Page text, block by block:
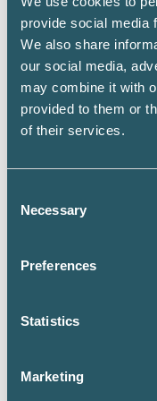
provide social media
We also share
our social media,
may combine it with
provided to them or
of their services.
Selection
Necessary
Preferences
Statistics
Marketing
med det
anger
prisläget i juni
prisläget i juni
Regeringen vill
regeringen
anser
återhållsam och
har
skiktgränsen för